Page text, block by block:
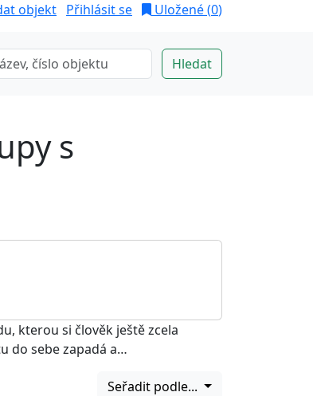
objekt Přihlásit se Uložené (0)
s
kterou si člověk ještě zcela
do sebe zapadá a…
Seřadit podle...